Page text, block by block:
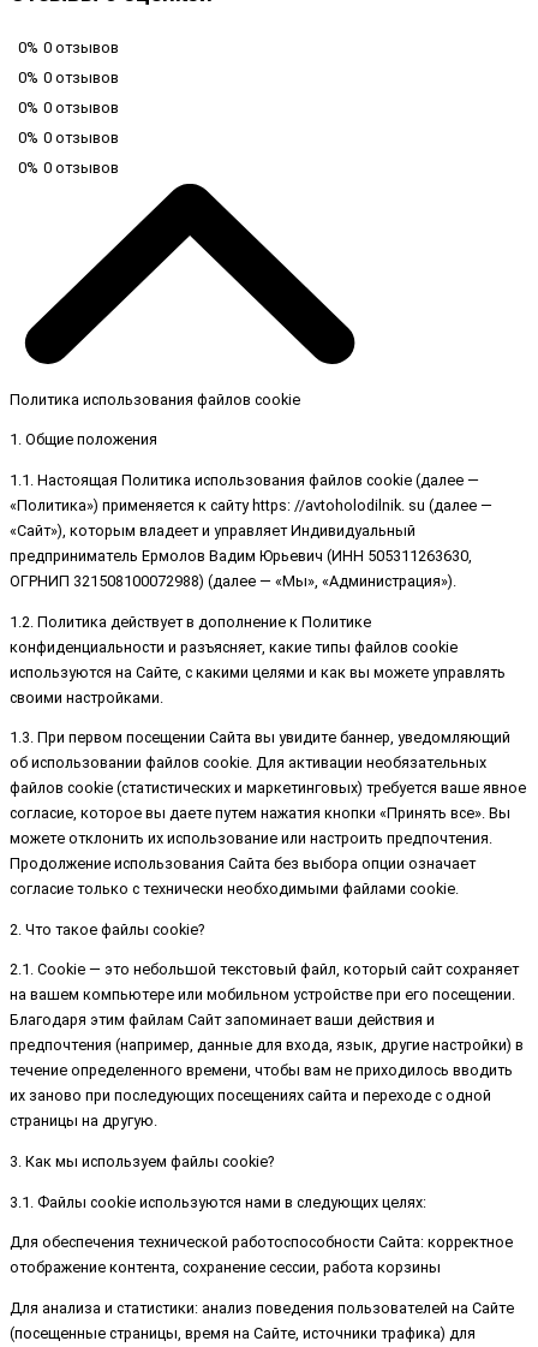
0% 0 отзывов
0% 0 отзывов
0% 0 отзывов
0% 0 отзывов
0% 0 отзывов
Политика использования файлов cookie
1. Общие положения
1.1. Настоящая Политика использования файлов cookie (далее —
«Политика») применяется к сайту https: //avtoholodilnik. su (далее —
«Сайт»), которым владеет и управляет Индивидуальный
предприниматель Ермолов Вадим Юрьевич (ИНН 505311263630,
ОГРНИП 321508100072988) (далее — «Мы», «Администрация»).
1.2. Политика действует в дополнение к Политике
конфиденциальности и разъясняет, какие типы файлов cookie
используются на Сайте, с какими целями и как вы можете управлять
своими настройками.
1.3. При первом посещении Сайта вы увидите баннер, уведомляющий
об использовании файлов cookie. Для активации необязательных
файлов cookie (статистических и маркетинговых) требуется ваше явное
согласие, которое вы даете путем нажатия кнопки «Принять все». Вы
можете отклонить их использование или настроить предпочтения.
Продолжение использования Сайта без выбора опции означает
согласие только с технически необходимыми файлами cookie.
2. Что такое файлы cookie?
2.1. Cookie — это небольшой текстовый файл, который сайт сохраняет
на вашем компьютере или мобильном устройстве при его посещении.
Благодаря этим файлам Сайт запоминает ваши действия и
предпочтения (например, данные для входа, язык, другие настройки) в
течение определенного времени, чтобы вам не приходилось вводить
их заново при последующих посещениях сайта и переходе с одной
страницы на другую.
3. Как мы используем файлы cookie?
3.1. Файлы cookie используются нами в следующих целях:
Для обеспечения технической работоспособности Сайта: корректное
отображение контента, сохранение сессии, работа корзины
Для анализа и статистики: анализ поведения пользователей на Сайте
(посещенные страницы, время на Сайте, источники трафика) для